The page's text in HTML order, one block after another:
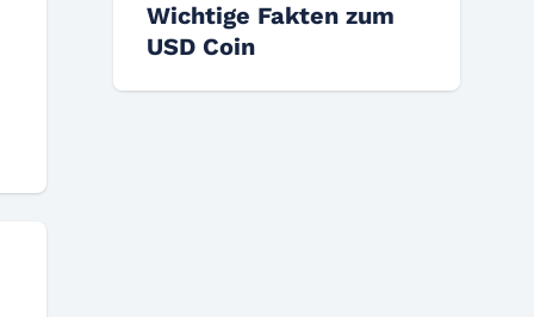
Wichtige Fakten zum
USD Coin